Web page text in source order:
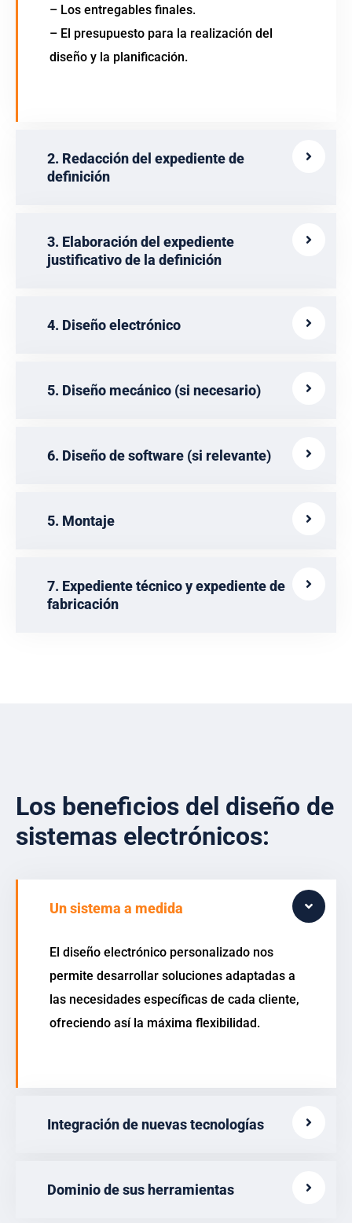
– Los entregables finales.
– El presupuesto para la realización del
diseño y la planificación.
2. Redacción del expediente de
definición
3. Elaboración del expediente
justificativo de la definición
4. Diseño electrónico
5. Diseño mecánico (si necesario)
6. Diseño de software (si relevante)
5. Montaje
7. Expediente técnico y expediente de
fabricación
Los beneficios del diseño de
sistemas electrónicos:
Un sistema a medida
El diseño electrónico personalizado nos
permite desarrollar soluciones adaptadas a
las necesidades específicas de cada cliente,
ofreciendo así la máxima flexibilidad.
Integración de nuevas tecnologías
Dominio de sus herramientas